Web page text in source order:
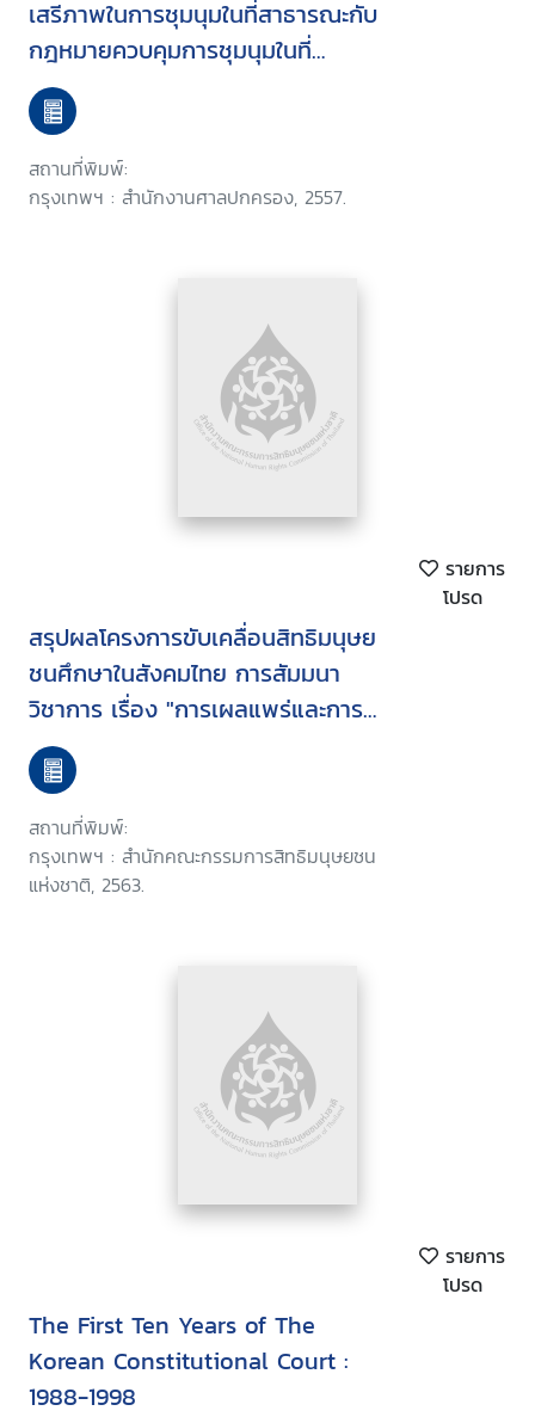
เสรีภาพในการชุมนุมในที่สาธารณะกับ
กฎหมายควบคุมการชุมนุมในที่
สาธารณะ
สถานที่พิมพ์:
กรุงเทพฯ : สำนักงานศาลปกครอง, 2557.
รายการ
โปรด
สรุปผลโครงการขับเคลื่อนสิทธิมนุษย
ชนศึกษาในสังคมไทย การสัมมนา
วิชาการ เรื่อง "การเผลแพร่และการ
ขับเคลื่อนสิทธิมนุษยชนศึกษา
(Human Rights Education) ใน
สังคมไทย"
สถานที่พิมพ์:
กรุงเทพฯ : สำนักคณะกรรมการสิทธิมนุษยชน
แห่งชาติ, 2563.
รายการ
โปรด
The First Ten Years of The
Korean Constitutional Court :
1988-1998